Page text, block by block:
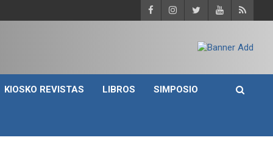
KIOSKO REVISTAS LIBROS SIMPOSIO